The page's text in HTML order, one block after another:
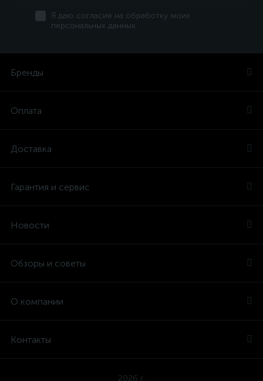
Я даю согласие на обработку моих
персональных данных
Бренды
Оплата
Доставка
Гарантия и сервис
Новости
Обзоры и советы
О компании
Контакты
2026 г.